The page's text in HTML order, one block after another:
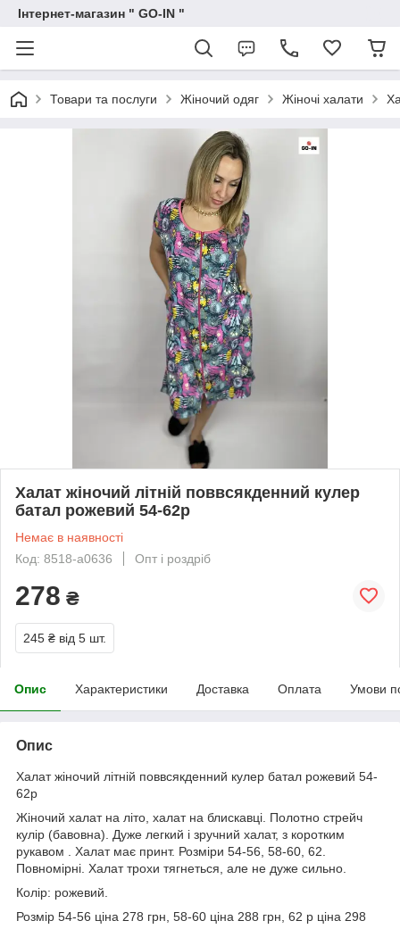
Інтернет-магазин " GO-IN "
Товари та послуги Жіночий одяг Жіночі халати
Халат жіночий літній поввсякденний кулер
батал рожевий 54-62р
Немає в наявності
Код: 8518-а0636
Опт і роздріб
278 ₴
245 ₴ від 5 шт.
Опис Характеристики Доставка Оплата Умови
Опис
Халат жіночий літній поввсякденний кулер батал рожевий 54-
62р
Жіночий халат на літо, халат на блискавці. Полотно стрейч
кулір (бавовна). Дуже легкий і зручний халат, з коротким
рукавом . Халат має принт. Розміри 54-56, 58-60, 62.
Повномірні. Халат трохи тягнеться, але не дуже сильно.
Колір: рожевий.
Розмір 54-56 ціна 278 грн, 58-60 ціна 288 грн, 62 р ціна 298